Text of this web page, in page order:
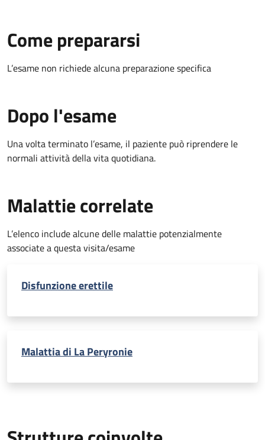
Come prepararsi
L’esame non richiede alcuna preparazione specifica
Dopo l'esame
Una volta terminato l’esame, il paziente può riprendere le
normali attività della vita quotidiana.
Malattie correlate
L’elenco include alcune delle malattie potenzialmente
associate a questa visita/esame
Disfunzione erettile
Malattia di La Peryronie